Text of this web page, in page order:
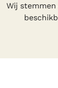
Wij